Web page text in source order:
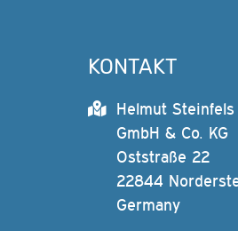
KONTAKT
Helmut Steinfels
GmbH & Co. KG
Oststraße 22
22844
Germany